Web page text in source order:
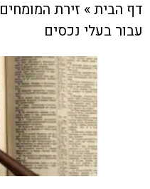
דף הבית» זירת המומחים
עבור בעלי נכסים